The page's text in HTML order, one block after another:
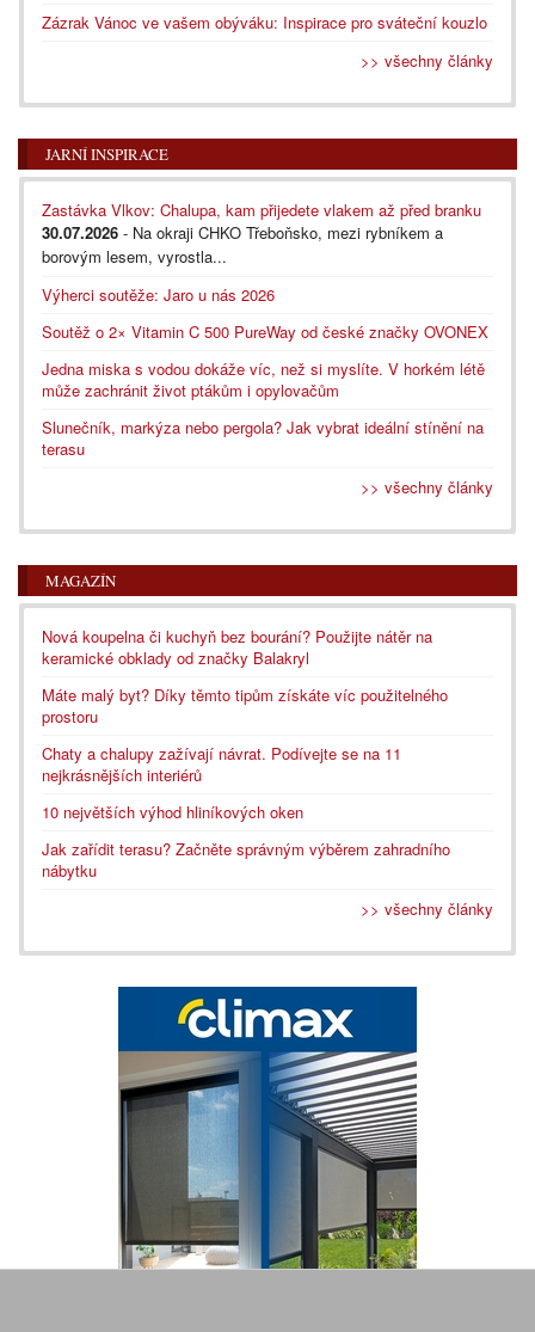
Zázrak Vánoc ve vašem obýváku: Inspirace pro sváteční kouzlo
>> všechny články
JARNÍ INSPIRACE
Zastávka Vlkov: Chalupa, kam přijedete vlakem až před branku
30.07.2026 - Na okraji CHKO Třeboňsko, mezi rybníkem a
borovým lesem, vyrostla...
Výherci soutěže: Jaro u nás 2026
Soutěž o 2× Vitamin C 500 PureWay od české značky OVONEX
Jedna miska s vodou dokáže víc, než si myslíte. V horkém létě
může zachránit život ptákům i opylovačům
Slunečník, markýza nebo pergola? Jak vybrat ideální stínění na
terasu
>> všechny články
MAGAZÍN
Nová koupelna či kuchyň bez bourání? Použijte nátěr na
keramické obklady od značky Balakryl
Máte malý byt? Díky těmto tipům získáte víc použitelného
prostoru
Chaty a chalupy zažívají návrat. Podívejte se na 11
nejkrásnějších interiérů
10 největších výhod hliníkových oken
Jak zařídit terasu? Začněte správným výběrem zahradního
nábytku
>> všechny články